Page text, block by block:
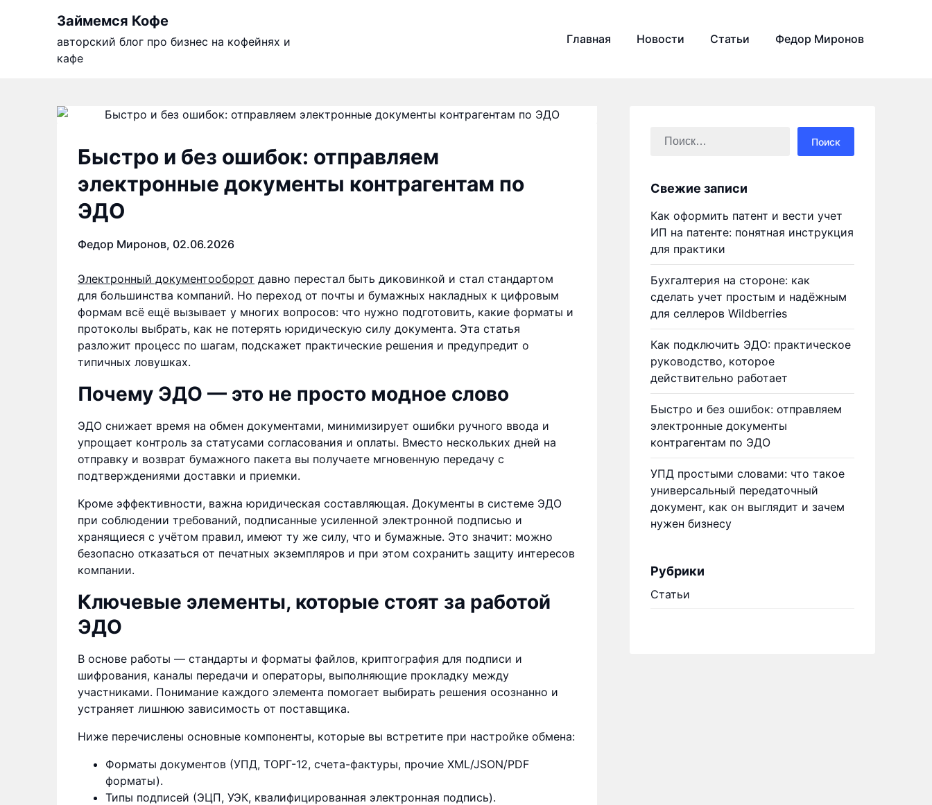
Займемся Кофе
авторский блог про бизнес на кофейнях и
кафе
Главная Новости Статьи Федор Миронов
Быстро и без ошибок: отправляем
электронные документы контрагентам по
ЭДО
Федор Миронов, 02.06.2026
Электронный документооборот давно перестал быть диковинкой и стал стандартом
для большинства компаний. Но переход от почты и бумажных накладных к цифровым
формам всё ещё вызывает у многих вопросов: что нужно подготовить, какие форматы и
протоколы выбрать, как не потерять юридическую силу документа. Эта статья
разложит процесс по шагам, подскажет практические решения и предупредит о
типичных ловушках.
Почему ЭДО — это не просто модное слово
ЭДО снижает время на обмен документами, минимизирует ошибки ручного ввода и
упрощает контроль за статусами согласования и оплаты. Вместо нескольких дней на
отправку и возврат бумажного пакета вы получаете мгновенную передачу с
подтверждениями доставки и приемки.
Кроме эффективности, важна юридическая составляющая. Документы в системе ЭДО
при соблюдении требований, подписанные усиленной электронной подписью и
хранящиеся с учётом правил, имеют ту же силу, что и бумажные. Это значит: можно
безопасно отказаться от печатных экземпляров и при этом сохранить защиту интересов
компании.
Ключевые элементы, которые стоят за работой
ЭДО
В основе работы — стандарты и форматы файлов, криптография для подписи и
шифрования, каналы передачи и операторы, выполняющие прокладку между
участниками. Понимание каждого элемента помогает выбирать решения осознанно и
устраняет лишнюю зависимость от поставщика.
Ниже перечислены основные компоненты, которые вы встретите при настройке обмена:
Форматы документов (УПД, ТОРГ-12, счета-фактуры, прочие XML/JSON/PDF
форматы).
Типы подписей (ЭЦП, УЭК, квалифицированная электронная подпись).
Найти:
Свежие записи
Как оформить патент и вести учет
ИП на патенте: понятная инструкция
для практики
Бухгалтерия на стороне: как
сделать учет простым и надёжным
для селлеров Wildberries
Как подключить ЭДО: практическое
руководство, которое
действительно работает
Быстро и без ошибок: отправляем
электронные документы
контрагентам по ЭДО
УПД простыми словами: что такое
универсальный передаточный
документ, как он выглядит и зачем
нужен бизнесу
Рубрики
Статьи